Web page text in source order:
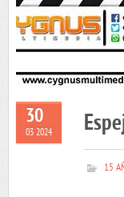
30
03 2024
15